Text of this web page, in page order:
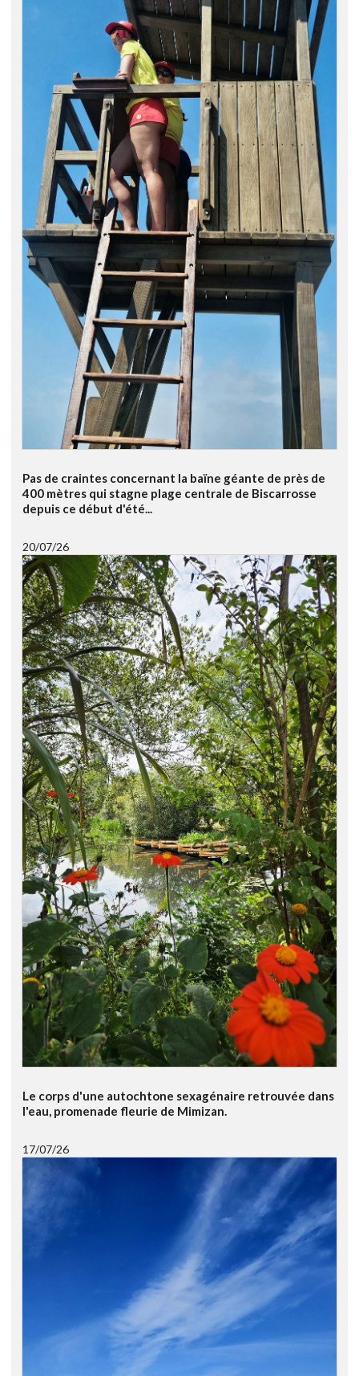
Pas de craintes concernant la baïne géante de près de
400 mètres qui stagne plage centrale de Biscarrosse
depuis ce début d'été...
20/07/26
Le corps d'une autochtone sexagénaire retrouvée dans
l'eau, promenade fleurie de Mimizan.
17/07/26